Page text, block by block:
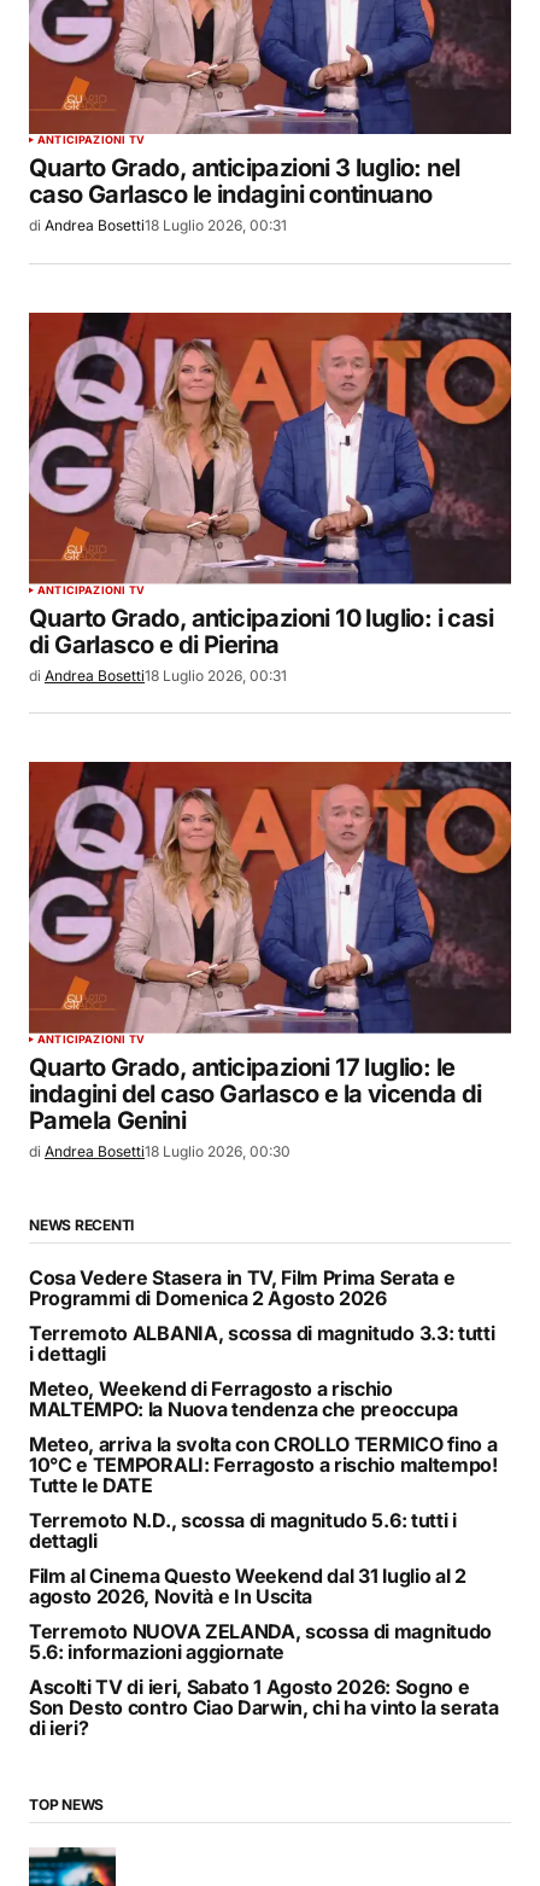
ANTICIPAZIONI TV
Quarto Grado, anticipazioni 3 luglio: nel
caso Garlasco le indagini continuano
di Andrea Bosetti18 Luglio 2026, 00:31
ANTICIPAZIONI TV
Quarto Grado, anticipazioni 10 luglio: i casi
di Garlasco e di Pierina
di Andrea Bosetti18 Luglio 2026, 00:31
ANTICIPAZIONI TV
Quarto Grado, anticipazioni 17 luglio: le
indagini del caso Garlasco e la vicenda di
Pamela Genini
di Andrea Bosetti18 Luglio 2026, 00:30
NEWS RECENTI
Cosa Vedere Stasera in TV, Film Prima Serata e
Programmi di Domenica 2 Agosto 2026
Terremoto ALBANIA, scossa di magnitudo 3.3: tutti
i dettagli
Meteo, Weekend di Ferragosto a rischio
MALTEMPO: la Nuova tendenza che preoccupa
Meteo, arriva la svolta con CROLLO TERMICO fino a
10°C e TEMPORALI: Ferragosto a rischio maltempo!
Tutte le DATE
Terremoto N.D., scossa di magnitudo 5.6: tutti i
dettagli
Film al Cinema Questo Weekend dal 31 luglio al 2
agosto 2026, Novità e In Uscita
Terremoto NUOVA ZELANDA, scossa di magnitudo
5.6: informazioni aggiornate
Ascolti TV di ieri, Sabato 1 Agosto 2026: Sogno e
Son Desto contro Ciao Darwin, chi ha vinto la serata
di ieri?
TOP NEWS